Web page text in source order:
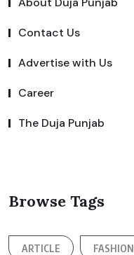
Contact Us
Advertise with Us
Career
The Duja Punjab
Browse Tags
ARTICLE FASHION